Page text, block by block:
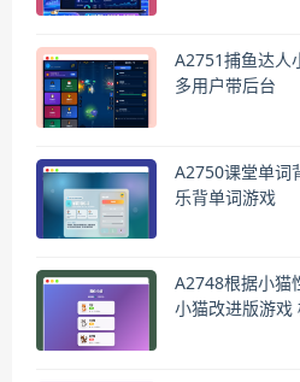
A2751捕鱼达人
多用户带后台
A2750课堂单词
乐背单词游戏
A2748根据小猫
小猫改进版游戏